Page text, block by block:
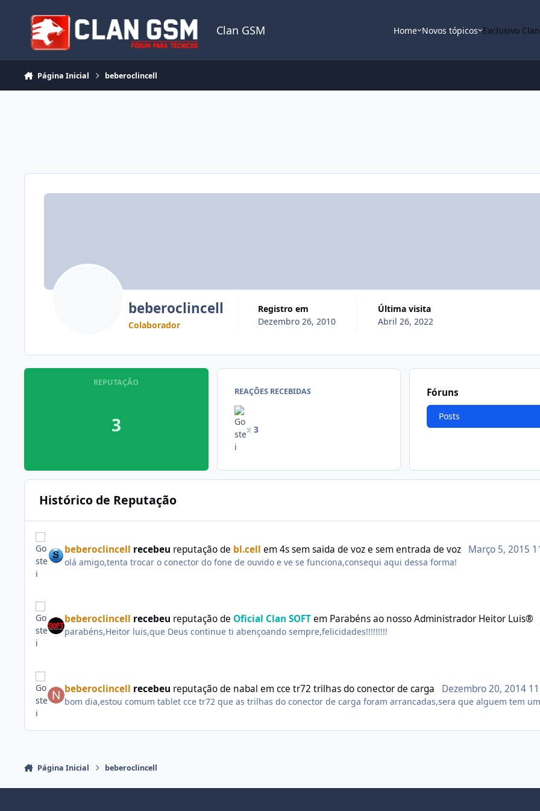
Clan GSM Home Novos tópicos Exclusivo
Página Inicial beberoclincell
beberoclincell
Colaborador
Registro em
Dezembro 26, 2010
Última visita
Abril 26, 2022
REPUTAÇÃO
3
REAÇÕES RECEBIDAS
x3
Fóruns
Posts
Histórico de Reputação
beberoclincell recebeu reputação de bl.cell em4s sem saida de voz e sem entrada de voz Março 5, 2015
olá amigo,tenta trocar o conector do fone de ouvido e ve se funciona,consequi aqui dessa forma!
beberoclincell recebeu reputação de Oficial Clan SOFTem Parabéns ao nosso Administrador Heitor Luis®
parabéns,Heitor luis,que Deus continue ti abençoando sempre,felicidades!!!!!!!!!
beberoclincell recebeu reputação de nabal emcce tr72 trilhas do conector de carga Dezembro 20, 2014
bom dia,estou comum tablet cce tr72 que as trilhas do conector de carga foram arrancadas,sera que alguem tem
Página Inicial beberoclincell